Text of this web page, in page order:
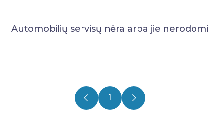
Automobilių servisų nėra arba jie nerodomi
1